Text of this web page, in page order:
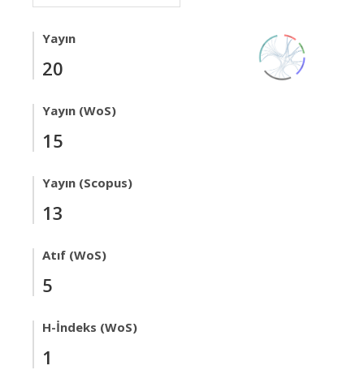
Yayın
20
Yayın (WoS)
15
Yayın (Scopus)
13
Atıf (WoS)
5
H-İndeks (WoS)
1